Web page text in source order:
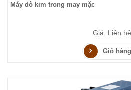
Máy dò kim trong may mặc
Giá: Liên hệ
Giỏ hàng